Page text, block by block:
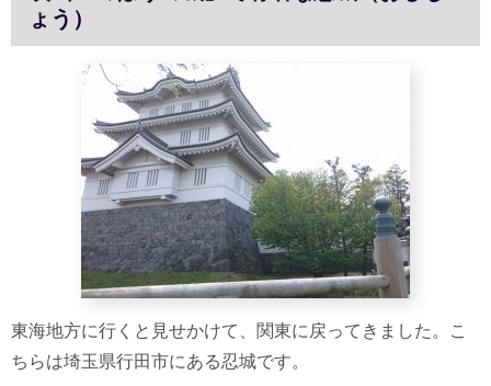
ょう）
東海地方に行くと見せかけて、関東に戻ってきました。こ
ちらは埼玉県行田市にある忍城です。